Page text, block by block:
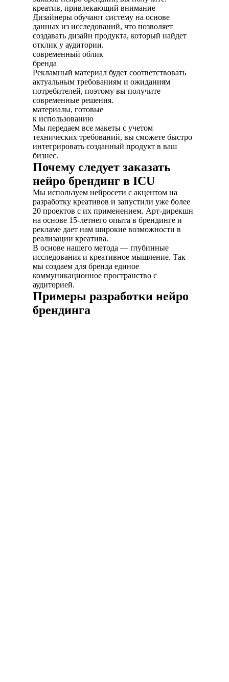
креатив, привлекающий внимание
Дизайнеры обучают систему на основе
данных из исследований, что позволяет
создавать дизайн продукта, который найдет
отклик у аудитории.
современный облик
бренда
Рекламный материал будет соответствовать
актуальным требованиям и ожиданиям
потребителей, поэтому вы получите
современные решения.
материалы, готовые
к использованию
Мы передаем все макеты с учетом
технических требований, вы сможете быстро
интегрировать созданный продукт в ваш
бизнес.
Почему следует заказать
нейро брендинг в ICU
Мы используем нейросети с акцентом на
разработку креативов и запустили уже более
20 проектов с их применением. Арт-дирекшн
на основе 15-летнего опыта в брендинге и
рекламе дает нам широкие возможности в
реализации креатива.
В основе нашего метода — глубинные
исследования и креативное мышление. Так
мы создаем для бренда единое
коммуникационное пространство с
аудиторией.
Примеры разработки нейро
брендинга